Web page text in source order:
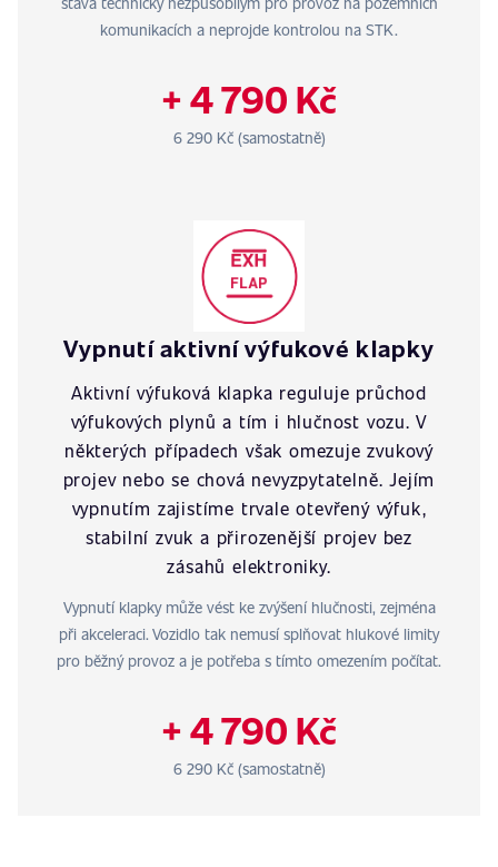
komunikacích a neprojde kontrolou na STK.
+ 4 790 Kč
6 290 Kč (samostatně)
Vypnutí aktivní výfukové klapky
Aktivní výfuková klapka reguluje průchod
výfukových plynů a tím i hlučnost vozu. V
některých případech však omezuje zvukový
projev nebo se chová nevyzpytatelně. Jejím
vypnutím zajistíme trvale otevřený výfuk,
stabilní zvuk a přirozenější projev bez
zásahů elektroniky.
Vypnutí klapky může vést ke zvýšení hlučnosti, zejména
při akceleraci. Vozidlo tak nemusí splňovat hlukové limity
pro běžný provoz a je potřeba s tímto omezením počítat.
+ 4 790 Kč
6 290 Kč (samostatně)